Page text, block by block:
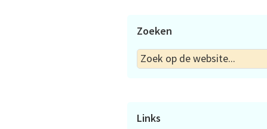
Zoeken
Zoek
op
Links